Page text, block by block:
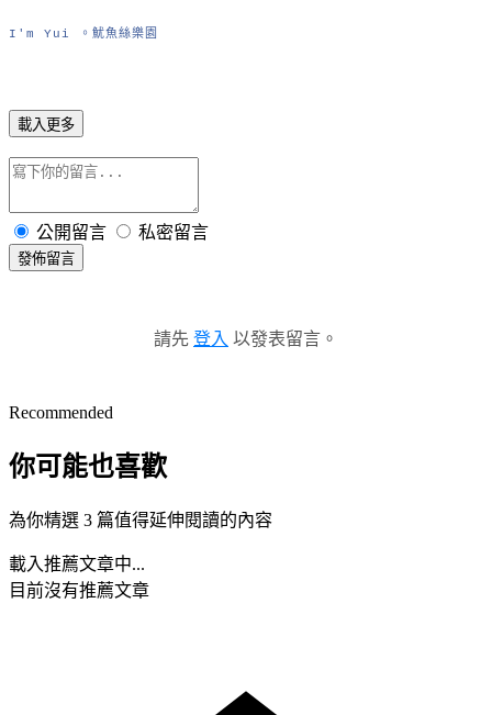
I'm Yui 。魷魚絲樂園
載入更多
公開留言 私密留言
發佈留言
請先 登入 以發表留言。
Recommended
你可能也喜歡
為你精選 3 篇值得延伸閱讀的內容
載入推薦文章中...
目前沒有推薦文章